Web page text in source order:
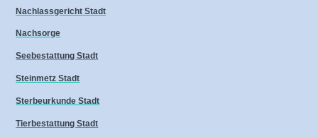
Nachlassgericht Stadt
Nachsorge
Seebestattung Stadt
Steinmetz Stadt
Sterbeurkunde Stadt
Tierbestattung Stadt